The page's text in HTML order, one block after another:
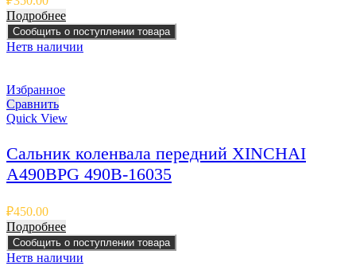
Подробнее
Сообщить о поступлении товара
Нетв наличии
Избранное
Сравнить
Quick View
Сальник коленвала передний XINCHAI
A490BPG 490B-16035
₽450.00
Подробнее
Сообщить о поступлении товара
Нетв наличии